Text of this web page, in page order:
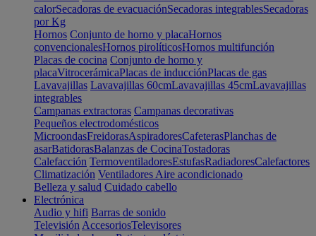
calorSecadoras de evacuaciónSecadoras integrablesSecadoras
por Kg
Hornos Conjunto de horno y placaHornos
convencionalesHornos pirolíticosHornos multifunción
Placas de cocina Conjunto de horno y
placaVitrocerámicaPlacas de inducciónPlacas de gas
Lavavajillas Lavavajillas 60cmLavavajillas 45cmLavavajillas
integrables
Campanas extractoras Campanas decorativas
Pequeños electrodomésticos
MicroondasFreidorasAspiradoresCafeterasPlanchas de
asarBatidorasBalanzas de CocinaTostadoras
Calefacción TermoventiladoresEstufasRadiadoresCalefactores
Climatización Ventiladores Aire acondicionado
Belleza y salud Cuidado cabello
Electrónica
Audio y hifi Barras de sonido
Televisión AccesoriosTelevisores